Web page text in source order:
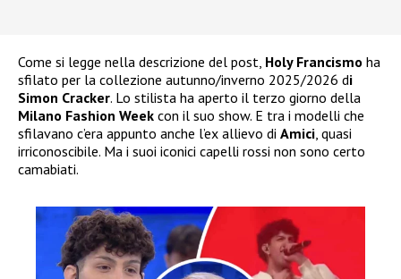
Come si legge nella descrizione del post, Holy Francismo ha
sfilato per la collezione autunno/inverno 2025/2026 di
Simon Cracker. Lo stilista ha aperto il terzo giorno della
Milano Fashion Week con il suo show. E tra i modelli che
sfilavano c’era appunto anche l’ex allievo di Amici, quasi
irriconoscibile. Ma i suoi iconici capelli rossi non sono certo
camabiati.